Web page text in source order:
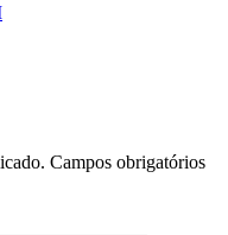
Campos obrigatórios